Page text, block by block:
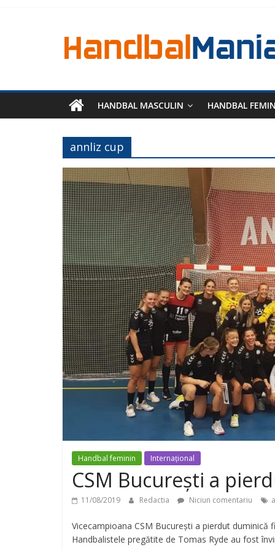
HANDBAL MASCULIN HANDBAL
annliz cup
Handbal feminin Internațional
CSM București a
11/08/2019 Redactia Niciun comentariu
Vicecampioana CSM București a pierdut duminică
Handbalistele pregătite de Tomas Ryde au fost